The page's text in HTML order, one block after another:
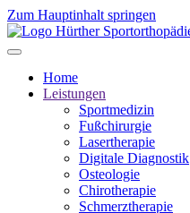
Zum Hauptinhalt springen
Home
Leistungen
Sportmedizin
Fußchirurgie
Lasertherapie
Digitale Diagnostik
Osteologie
Chirotherapie
Schmerztherapie